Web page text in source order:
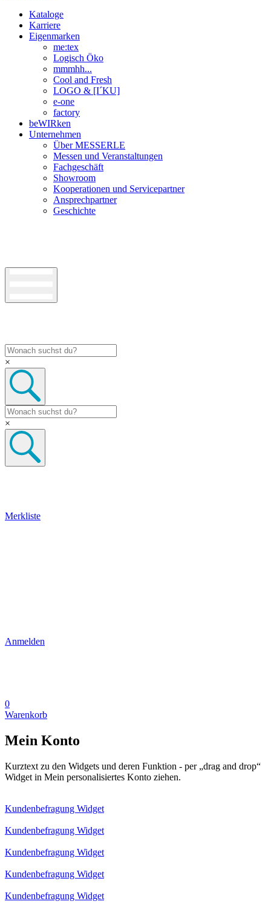
Kataloge
Karriere
Eigenmarken
me:tex
Logisch Öko
mmmhh...
Cool and Fresh
LOGO & [I´KU]
e-one
factory
beWIRken
Unternehmen
Über MESSERLE
Messen und Veranstaltungen
Fachgeschäft
Showroom
Kooperationen und Servicepartner
Ansprechpartner
Geschichte
×
×
Merkliste
Anmelden
0
Warenkorb
Mein Konto
Kurztext zu den Widgets und deren Funktion - per „drag and drop“
Widget in Mein personalisiertes Konto ziehen.
Kundenbefragung Widget
Kundenbefragung Widget
Kundenbefragung Widget
Kundenbefragung Widget
Kundenbefragung Widget